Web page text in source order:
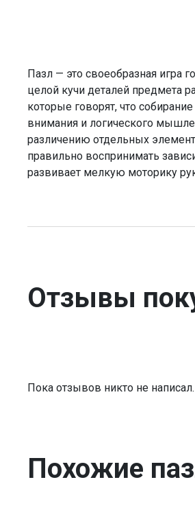
Пазл — это своеобразная игра
целой кучи деталей предмета
которые говорят, что
внимания и логического
различению отдельных
правильно воспринимать
развивает мелкую моторику
Отзывы
Пока отзывов никто не
Похожие